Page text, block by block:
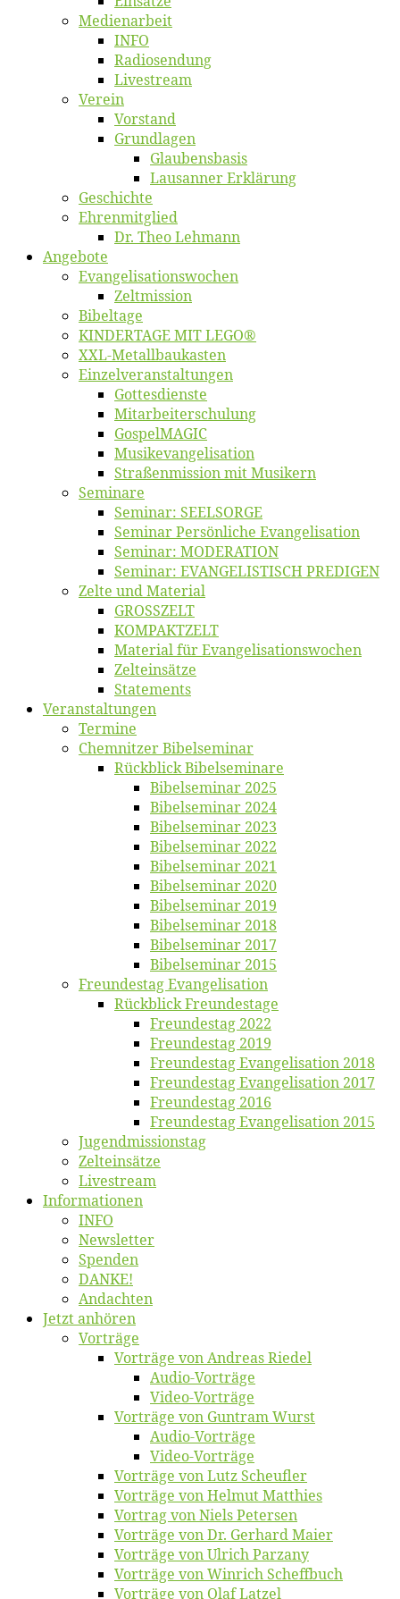
Me­di­en­ar­beit
INFO
Ra­dio­sen­dung
Live­stream
Ver­ein
Vor­stand
Grund­la­gen
Glaubens­ba­sis
Lausan­ner Erklärung
Ge­schich­te
Eh­ren­mit­glied
Dr. Theo Lehmann
An­ge­bo­te
Evangelisa­tions­wo­chen
Zelt­mis­si­on
Bi­bel­ta­ge
KINDERTAGE MIT LEGO®
XXL-Me­­tal­l­­bau­­kas­­ten
Einzelver­an­stal­tungen
Got­tes­diens­te
Mitarbeiter­schulung
Gos­pel­MA­GIC
Musikevan­ge­li­sa­tion
Straßenmis­sion mit Musikern
Se­mi­na­re
Se­mi­nar: SEELSORGE
Se­mi­nar Per­sön­li­che Evangelisation
Se­mi­nar: MODERATION
Se­mi­nar: EVANGELISTISCH PREDIGEN
Zel­te und Material
GROSSZELT
KOMPAKTZELT
Ma­te­ri­al für Evangelisationswochen
Zelt­ein­sät­ze
State­ments
Ver­an­stal­tun­gen
Ter­mi­ne
Chemnit­zer Bibelseminar
Rück­blick Bibelseminare
Bi­bel­se­mi­nar 2025
Bi­bel­se­mi­nar 2024
Bi­bel­se­mi­nar 2023
Bi­bel­se­mi­nar 2022
Bi­bel­se­mi­nar 2021
Bi­bel­se­mi­nar 2020
Bi­bel­se­mi­nar 2019
Bi­bel­se­mi­nar 2018
Bibelsemi­nar 2017
Bibelsemi­nar 2015
Freun­des­tag Evangelisation
Rück­blick Freundestage
Freun­des­tag 2022
Freun­des­tag 2019
Freun­des­tag Evan­ge­li­sa­ti­on 2018
Freun­des­tag Evan­ge­li­sa­ti­on 2017
Freun­des­tag 2016
Freun­des­tag Evan­ge­li­sa­ti­on 2015
Jugend­mis­sions­tag
Zelt­ein­sät­ze
Live­stream
Informatio­nen
INFO
News­let­ter
Spen­den
DANKE!
An­dach­ten
Jetzt an­hö­ren
Vor­trä­ge
Vor­trä­ge von An­dre­as Riedel
Au­dio-Vor­trä­ge
Vi­deo-Vor­trä­ge
Vor­trä­ge von Gun­tram Wurst
Au­dio-Vor­trä­ge
Vi­deo-Vor­trä­ge
Vor­trä­ge von Lutz Scheufler
Vor­trä­ge von Hel­mut Matthies
Vor­trag von Niels Petersen
Vor­trä­ge von Dr. Ger­hard Maier
Vor­trä­ge von Ul­rich Parzany
Vor­trä­ge von Win­rich Scheffbuch
Vor­trä­ge von Olaf Latzel